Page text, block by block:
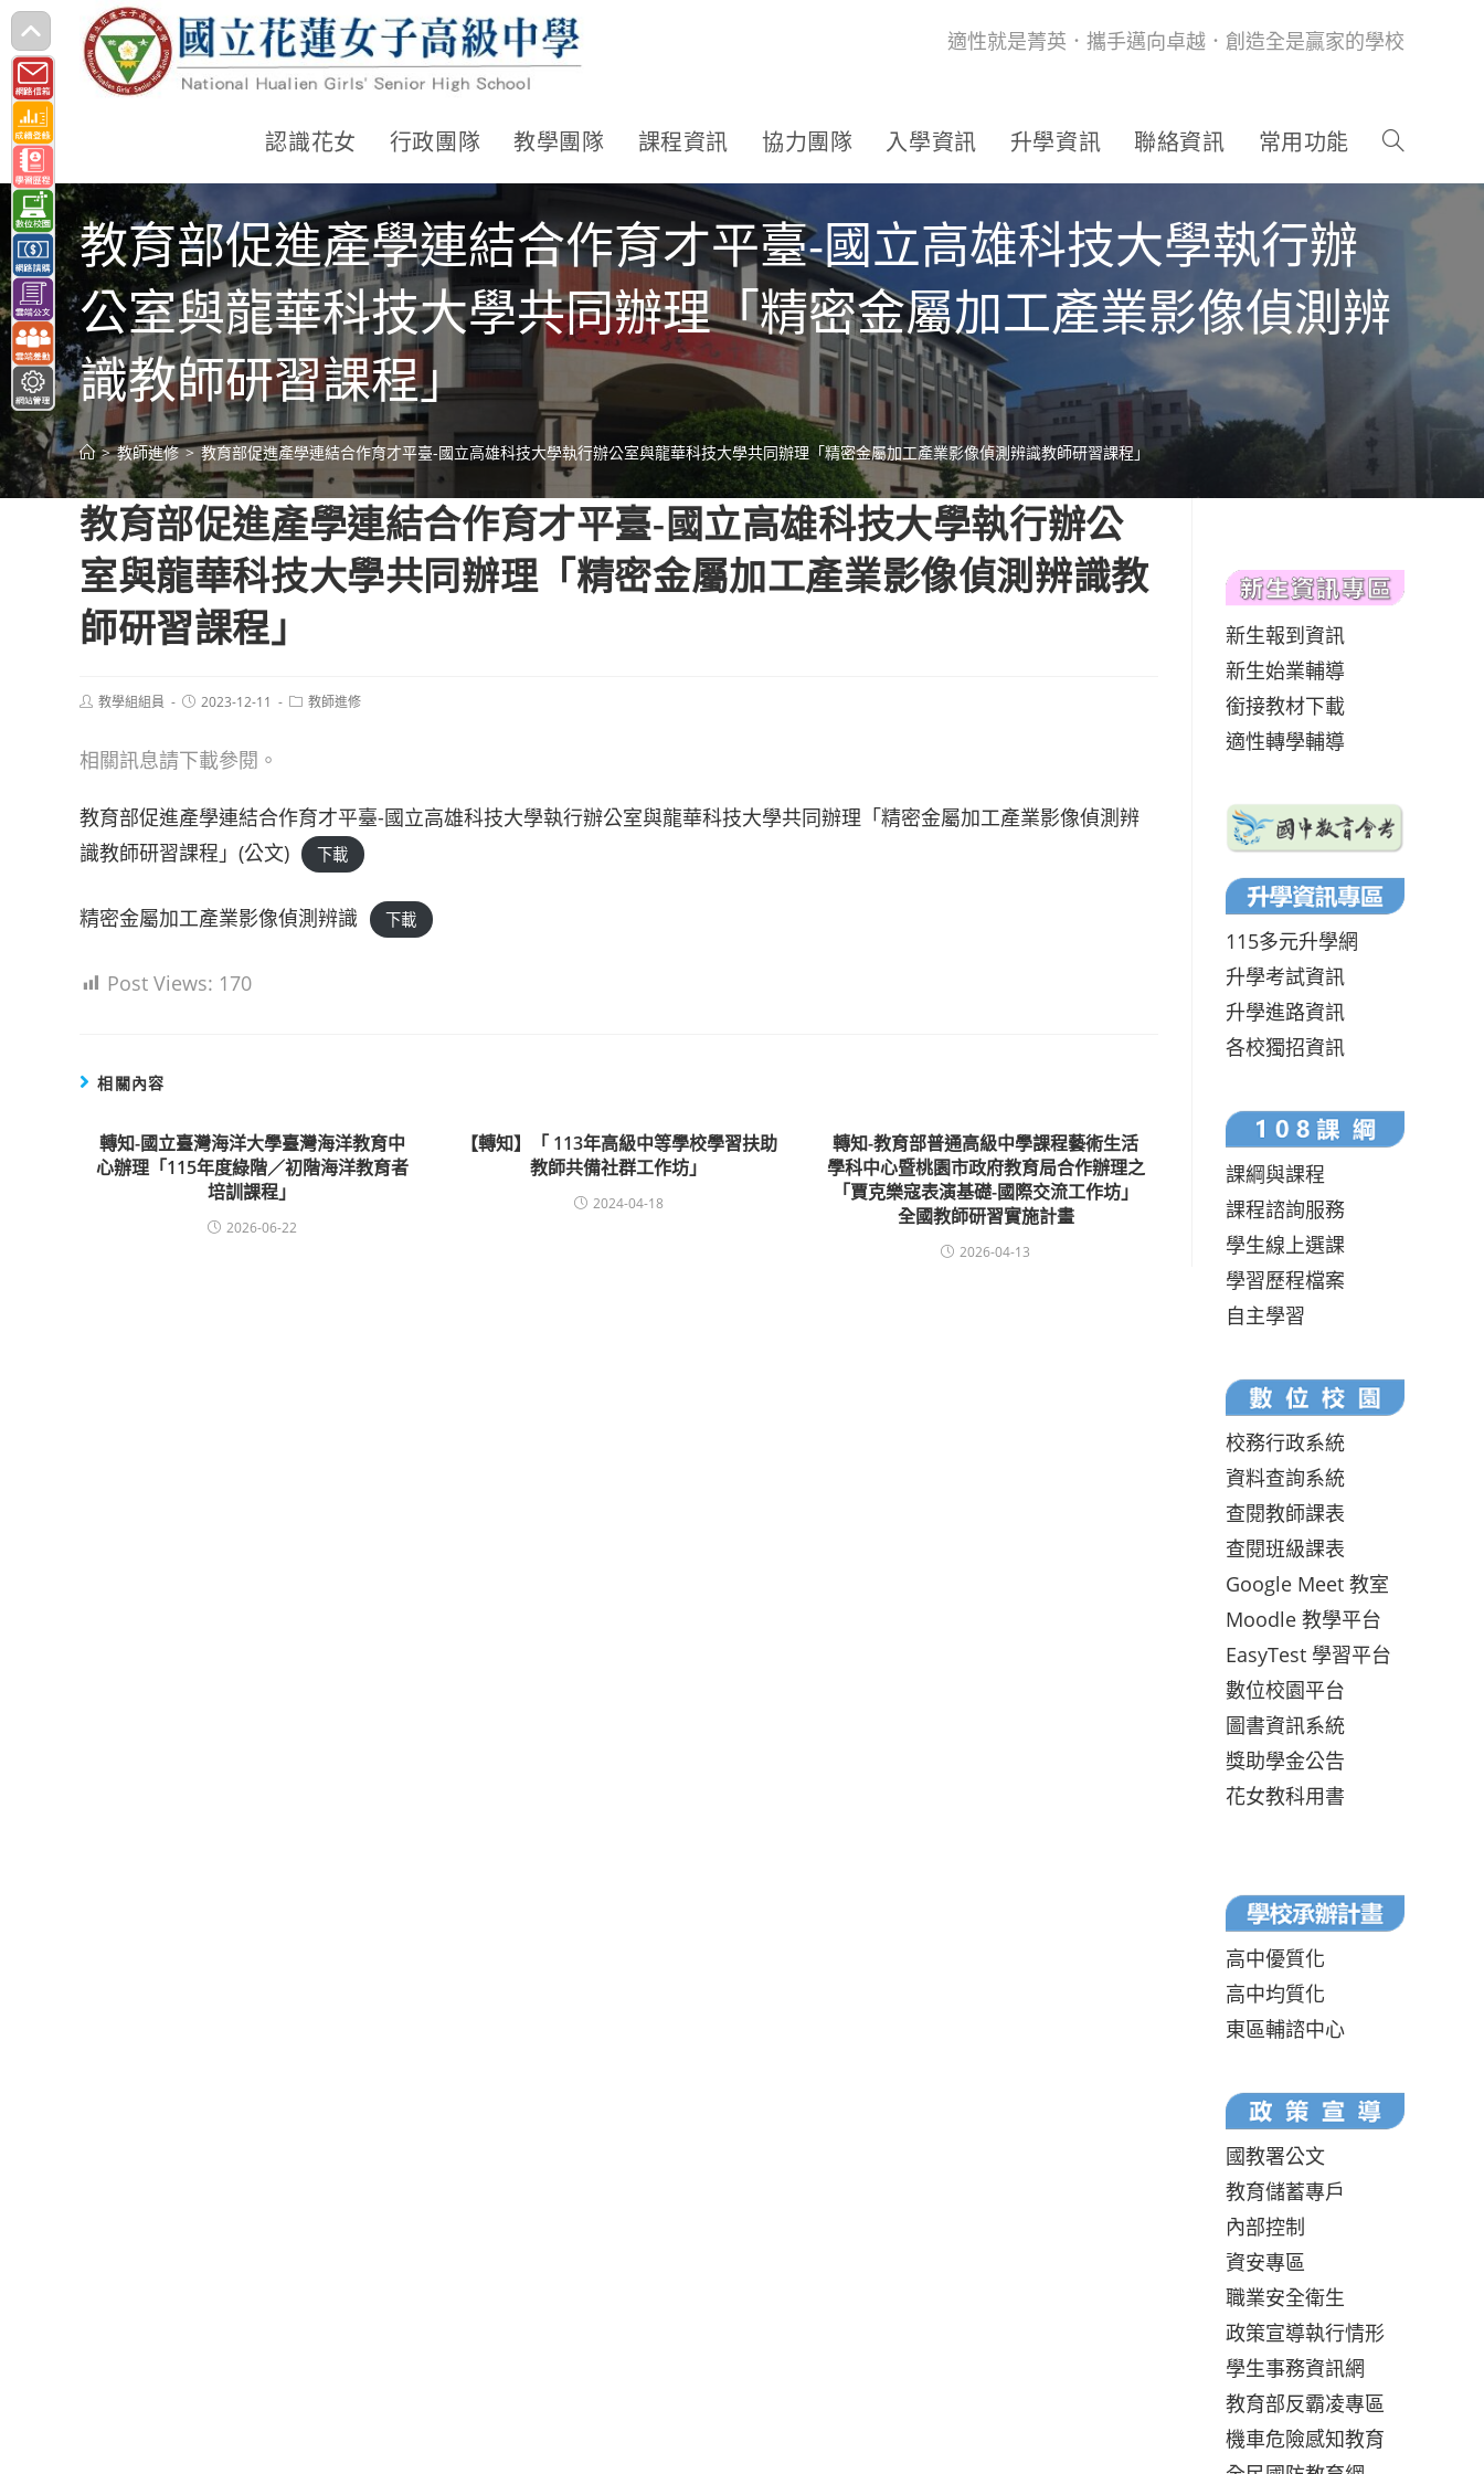
跳
轉
至
主
要
內
容
適性就是菁英．攜手邁向卓越．創造全是贏家的學校
認識花女 行政團隊 教學團隊 課程資訊 協力團隊 入學資訊 升學資訊 聯絡資訊 常用功能
教育部促進產學連結合作育才平臺-國立高雄科技大學執行辦
公室與龍華科技大學共同辦理「精密金屬加工產業影像偵測辨
識教師研習課程」
> 教師進修 > 教育部促進產學連結合作育才平臺-國立高雄科技大學執行辦公室與龍華科技大學共同辦理「精密金屬加工產業影像偵測辨識教師研習課程」
教育部促進產學連結合作育才平臺-國立高雄科技大學執行辦公
室與龍華科技大學共同辦理「精密金屬加工產業影像偵測辨識教
師研習課程」
Post教學組組員
Post2023-12-11
Post教師進修
相關訊息請下載參閱。
教育部促進產學連結合作育才平臺-國立高雄科技大學執行辦公室與龍華科技大學共同辦理「精密金屬加工產業影像偵測辨
識教師研習課程」(公文)
下載
精密金屬加工產業影像偵測辨識 下載
Post Views: 170
相關內容
轉知-國立臺灣海洋大學臺灣海洋教育中
心辦理「115年度綠階／初階海洋教育者
培訓課程」
2026-06-22
【轉知】「 113年高級中等學校學習扶助
教師共備社群工作坊」
2024-04-18
轉知-教育部普通高級中學課程藝術生活
學科中心暨桃園市政府教育局合作辦理之
「賈克樂寇表演基礎-國際交流工作坊」
全國教師研習實施計畫
2026-04-13
新生報到資訊
新生始業輔導
銜接教材下載
適性轉學輔導
115多元升學網
升學考試資訊
升學進路資訊
各校獨招資訊
課綱與課程
課程諮詢服務
學生線上選課
學習歷程檔案
自主學習
校務行政系統
資料查詢系統
查閱教師課表
查閱班級課表
Google Meet 教室
Moodle 教學平台
EasyTest 學習平台
數位校園平台
圖書資訊系統
獎助學金公告
花女教科用書
高中優質化
高中均質化
東區輔諮中心
國教署公文
教育儲蓄專戶
內部控制
資安專區
職業安全衛生
政策宣導執行情形
學生事務資訊網
教育部反霸凌專區
機車危險感知教育